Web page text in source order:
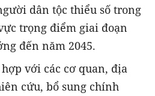
dân tộc thiểu số trong
trọng điểm giai đoạn
đến năm 2045.
với các cơ quan, địa
cứu, bổ sung chính